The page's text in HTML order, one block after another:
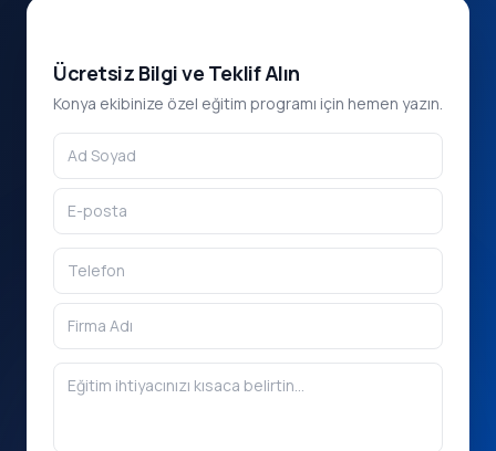
Ücretsiz Bilgi ve Teklif Alın
Konya ekibinize özel eğitim programı için hemen yazın.